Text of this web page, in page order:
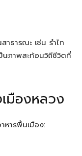
าธารณะ เช่น รำไท
นภาพสะท้อนวิถีชีวิตที่
มืองหลวง
หารพื้นเมือง: